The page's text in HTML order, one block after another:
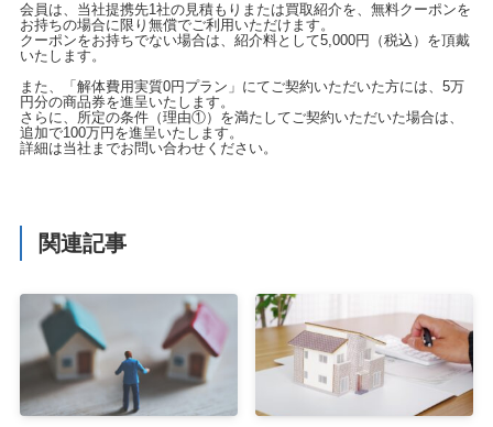
会員は、当社提携先1社の見積もりまたは買取紹介を、無料クーポンを
お持ちの場合に限り無償でご利用いただけます。
クーポンをお持ちでない場合は、紹介料として5,000円（税込）を頂戴
いたします。
また、「解体費用実質0円プラン」にてご契約いただいた方には、5万
円分の商品券を進呈いたします。
さらに、所定の条件（理由①）を満たしてご契約いただいた場合は、
追加で100万円を進呈いたします。
詳細は当社までお問い合わせください。
関連記事